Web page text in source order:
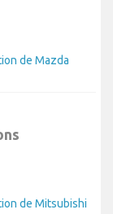
de Mazda
de Mitsubishi